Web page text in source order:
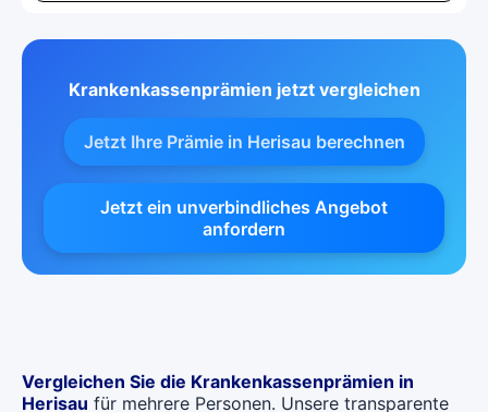
Krankenkassenprämien jetzt vergleichen
Jetzt Ihre Prämie in Herisau berechnen
Jetzt ein unverbindliches Angebot
anfordern
Vergleichen Sie die Krankenkassenprämien in
Herisau für mehrere Personen. Unsere transparente